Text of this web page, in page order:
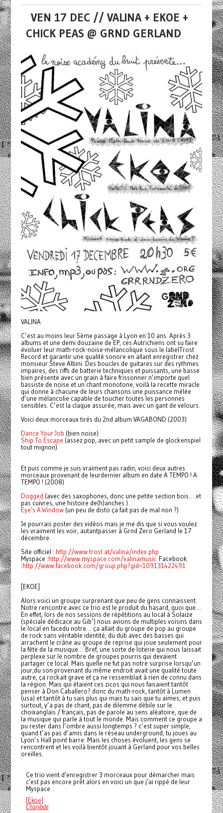
VEN 17 DEC // VALINA + EKOE +
CHICK PEAS @ GRND GERLAND
VALINA
C’est au moins leur 5ème passage à Lyon en 10 ans. Après 3
albums et une demi douzaine de EP, ces Autrichiens ont su faire
évoluer leur math-rock-noise-mélancolique sous le labelTrost
Record et garantir une qualité sonore en allant enregistrer chez
monsieur Steve Albini. Des boucles de guitares sur des rythmes
impaires, des riffs de batterie techniques et puissants, une basse
bien présente avec un grain à faire frissonner n’importe quel
bassiste de noise et un chant monotone, voilà la recette miracle
qui donne à chacune de leurs chansons une puissance mêlée
d’une mélancolie capable de toucher toutes les personnes
sensibles. C’est la claque assurée, mais avec un gant de velours.
Voici deux morceaux tirés du 2nd album VAGABOND (2003)
Dance Your Job (bien noise)
Ship To Escape (assez pop, avec un petit sample de glockenspiel
tout mignon)
Et puis comme je suis vraiment pas radin, voici deux autres
morceaux provenant de leurdernier album en date A TEMPO ! A
TEMPO ! (2008)
Dogged (avec des saxophones, donc une petite section bois… et
pas cuivres, une histoire de(h)anches )
Eye’s A Window(un peu de disto ça fait pas de mal non ?)
Je pourrais poster des vidéos mais je me dis que si vous voulez
les vraiment les voir, autantpasser à Grnd Zero Gerland le 17
décembre.
Site officiel : http://www.trost.at/valina/index.php
Myspace :http://www.myspace.com/valinamusicFacebook
:http://www.facebook.com/group.php?gid=109131422491
[EKOE]
Alors voici un groupe surprenant que peu de gens connaissent.
Notre rencontre avec ce trio est le produit du hasard, quoi que…
En effet, lors de nos sessions de répétitions au local à Solaize
(spéciale dédicace au Gib’) nous avions de multiples voisins dans
le local en facedu notre… ça allait du groupe de pop au groupe
de rock sans véritable identité, du dub avec des basses qui
arrachent le crâne au groupe de reprise qui joue seulement pour
la fête de la musique… Bref, une sorte de loterie qui nous laissait
perplexe sur le nombre de groupes pourris qui devaient
partager ce local. Mais quelle ne fut pas notre surprise lorsqu’un
jour,du son provenant du même endroit avait une qualité toute
autre, ça rockait grave et ça ne ressemblait à rien de connu dans
la région. Mais qui étaient ces zicos qui nous faisaient tantôt
penser à Don Caballero? donc du math-rock, tantôt à Lumen
(usa) et tantôt à tu sais plus qui mais tu sais que tu aimes, et puis
surtout, y’a pas de chant, pas de dilemme débile sur le
choixanglais / français, pas de parole au sens aléatoire, que de
la musique qui parle à tout le monde. Mais comment ce groupe a
pu rester dans l’ombre aussi longtemps ? c’est super simple,
quand t’as pas d’amis dans le réseau underground, tu joues au
Lyon’s Hall point barre. Mais les choses évoluent, les gens se
rencontrent et les voilà bientôt jouant à Gerland pour vos belles
oreilles.
Ce trio vient d’enregistrer 3 morceaux pour démarcher mais
c’est pas encore prêt alors en voici un que j’ai rippé de leur
Myspace :
[Ekoe]
Charybde